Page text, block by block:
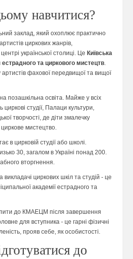
навчитися?
заклад, який охоплює практично
циркових жанрів,
української столиці. Це Київська
та циркового мистецтв.
артистів фахової передвищої та вищої
позашкільна освіта. Майже у всіх
студії, Палаци культури,
творчості, де діти змалечку
мистецтво.
в цирковій студії або школі.
30, загалом в Україні понад 200.
вторгнення.
викладачі циркових шкіл та студій - це
академії естрадного та
до КМАЕЦМ після завершення
для вступника - це гарні фізичні
прояв себе, як особистості.
до